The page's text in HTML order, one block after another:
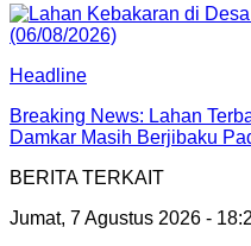
Headline
Breaking News: Lahan
Damkar Masih Berjibaku
BERITA TERKAIT
Jumat, 7 Agustus 2026 -